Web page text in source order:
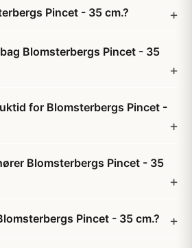
Pincet - 35 cm.?
Blomsterbergs Pincet - 35
for Blomsterbergs Pincet -
Blomsterbergs Pincet - 35
Pincet - 35 cm.?